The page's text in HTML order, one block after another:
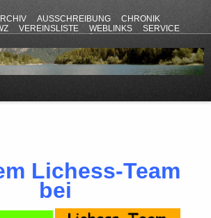
AUSSCHREIBUNG
CHRONIK
VEREINSLISTE WEBLINKS
SERVICE
Lichess-Team
bei